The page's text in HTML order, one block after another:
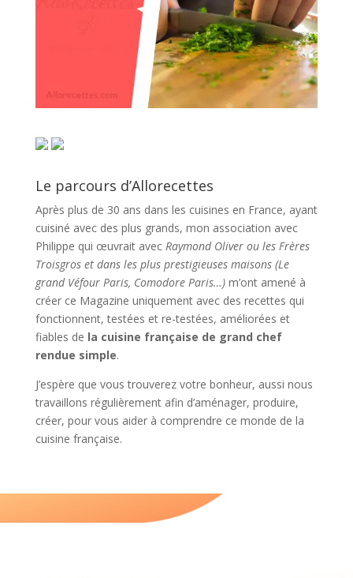
Le parcours d’Allorecettes
Après plus de 30 ans dans les cuisines en France, ayant
cuisiné avec des plus grands, mon association avec
Philippe qui œuvrait avec Raymond Oliver ou les Frères
Troisgros et dans les plus prestigieuses maisons (Le
grand Véfour Paris, Comodore Paris…)m’ont amené à
créer ce Magazine uniquement avec des recettes qui
fonctionnent, testées et re-testées, améliorées et
fiables de la cuisine française de grand chef
rendue simple.
J’espère que vous trouverez votre bonheur, aussi nous
travaillons régulièrement afin d’aménager, produire,
créer, pour vous aider à comprendre ce monde de la
cuisine française.